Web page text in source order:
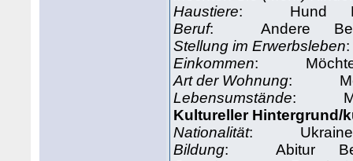
Haustiere: Hund
Beruf: Andere
Stellung im Erwerbsleben
Einkommen: Möchte
Art der Wohnung:
Lebensumstände:
Kultureller Hintergrund/
Nationalität: Ukraine
Bildung: Abitur